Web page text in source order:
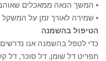
• המשך הנאה ממאכלים
• שמירה לאורך זמן על
הטיפול בהשמנה
כדי לטפל בהשמנה אנו
תפריט דל שומן, דל סוכר, דל